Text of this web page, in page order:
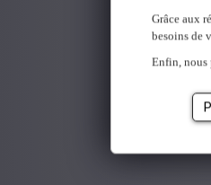
Grâce aux
besoins de
Enfin, nous